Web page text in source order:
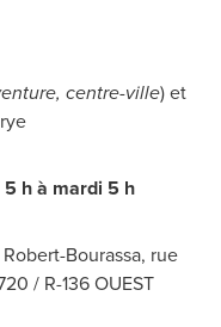
centre-ville) et
5 h à mardi 5 h
Bourassa, rue
/ R-136 OUEST